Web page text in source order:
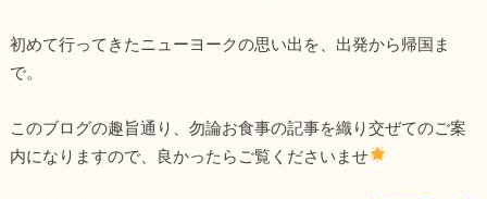
初めて行ってきたニューヨークの思い出を、出発から帰国ま
で。
このブログの趣旨通り、勿論お食事の記事を織り交ぜてのご案
内になりますので、良かったらご覧くださいませ